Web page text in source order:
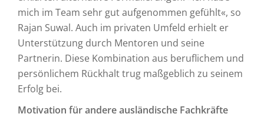
mich im Team sehr gut aufgenommen gefühlt«, so
Rajan Suwal. Auch im privaten Umfeld erhielt er
Unterstützung durch Mentoren und seine
Partnerin. Diese Kombination aus beruflichem und
persönlichem Rückhalt trug maßgeblich zu seinem
Erfolg bei.
Motivation für andere ausländische Fachkräfte